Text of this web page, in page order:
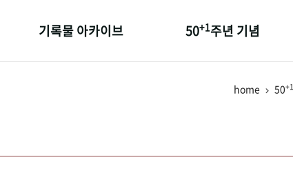
기록물 아카이브 50+1주년 기념
성과 50선home 50+1